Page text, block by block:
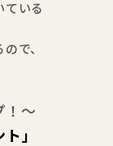
ている
で、
～
」